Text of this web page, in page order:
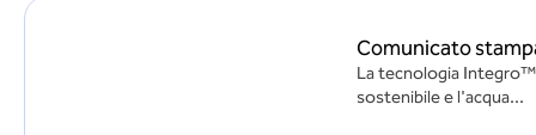
Comunicato
La tecnologia Integro™
sostenibile e l'acqua...